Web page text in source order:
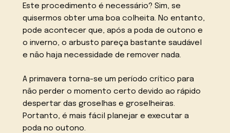
Este procedimento é necessário? Sim, se
quisermos obter uma boa colheita. No entanto,
pode acontecer que, após a poda de outono e
o inverno, o arbusto pareça bastante saudável
e não haja necessidade de remover nada.
A primavera torna-se um período crítico para
não perder o momento certo devido ao rápido
despertar das groselhas e groselheiras.
Portanto, é mais fácil planejar e executar a
poda no outono.